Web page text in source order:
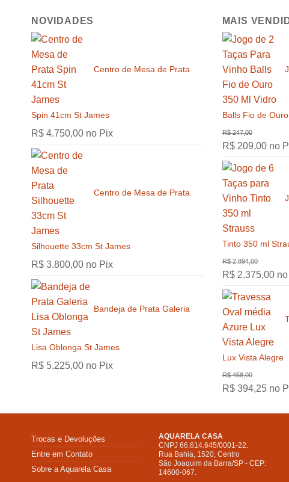
NOVIDADES
Centro de Mesa de Prata
Spin 41cm St James
R$ 4.750,00 no Pix
Centro de Mesa de Prata
Silhouette 33cm St James
R$ 3.800,00 no Pix
Bandeja de Prata Galeria
Lisa Oblonga St James
R$ 5.225,00 no Pix
MAIS
Balls Fio de
R$209,00 no
Tinto 350 ml
R$2.375,00
Lux Vista Alegre
R$394,25 no
Trocas e Devoluções
Entre em Contato
Sobre a Aquarela Casa
AQUARELA CASA
CNPJ 66.614.645/0001-22.
Rua Bahia, 1520, Centro
São Joaquim da Barra/SP - CEP:
14600-067.